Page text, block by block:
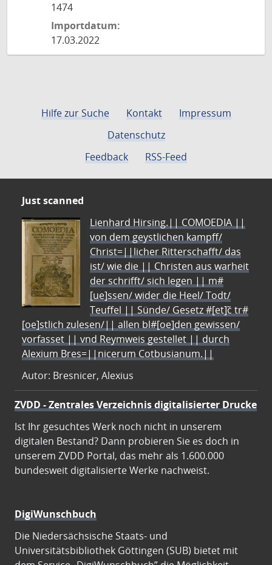
1474
Importdatum:
17.03.2022
Hilfe zur Suche Kontakt
Impressum
Datenschutz
Feedback
RSS-Feed
Just scanned
Lienhard Hirsing.|| COMOEDIA ||
von dem geystlichen kampff/
Christ=||licher Ritterschafft/ das
ist/ wie die || Christen aus warheit
der schrifft/ sich legen || m#
[ue]ssen/ wider die Heel/ Todt/
Teuffel || Sünde/ Gesetz #[et]c̃ tr#
[oe]stlich zulesen/|| allen bl#[oe]den gewissen/
vorfasset || vnd Reymweis gestellet || durch
Alexium Bres=||nicerum Cotbusianum.||
Autor: Bresnicer, Alexius
ZVDD - Zentrales Verzeichnis digitalisierter Drucke
Ist Ihr gesuchtes Werk noch nicht in unserem
digitalen Bestand? Dann probieren Sie es doch in
unserem ZVDD Portal, das mehr als 1.600.000
bundesweit digitalisierte Werke nachweist.
DigiWunschbuch
Die Niedersächsische Staats- und
Universitätsbibliothek Göttingen (SUB) bietet mit